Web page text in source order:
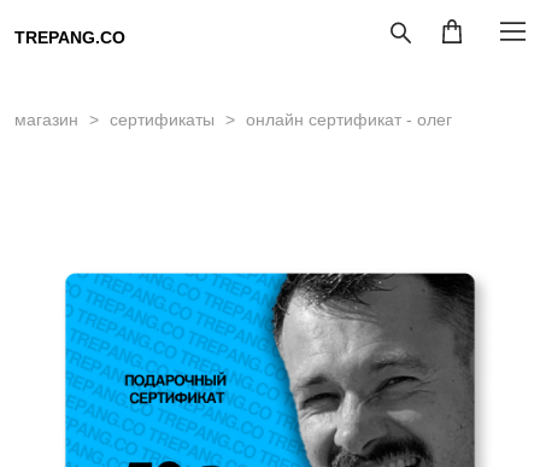
TREPANG.CO
магазин > сертификаты > онлайн сертификат - олег